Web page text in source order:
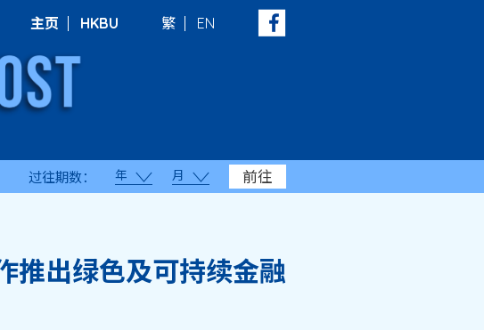
主页 HKBU 繁 EN
过往期数： 年 月 前往
推出绿色及可持续金融